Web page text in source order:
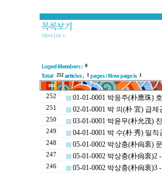
0
252
1 1
no
252
01-01-0001 박응주(朴應珠)
251 02-01-0001 박 의(朴 宜) 급제
250 03-01-0001 박윤무(朴允茂)
249 04-01-0001 박 수(朴 秀) 밀직
248 05-01-0002 박상충(朴尙衷)
247 05-01-0002 박상충(朴尙衷)2
246 05-01-0002 박상충(朴尙衷)3